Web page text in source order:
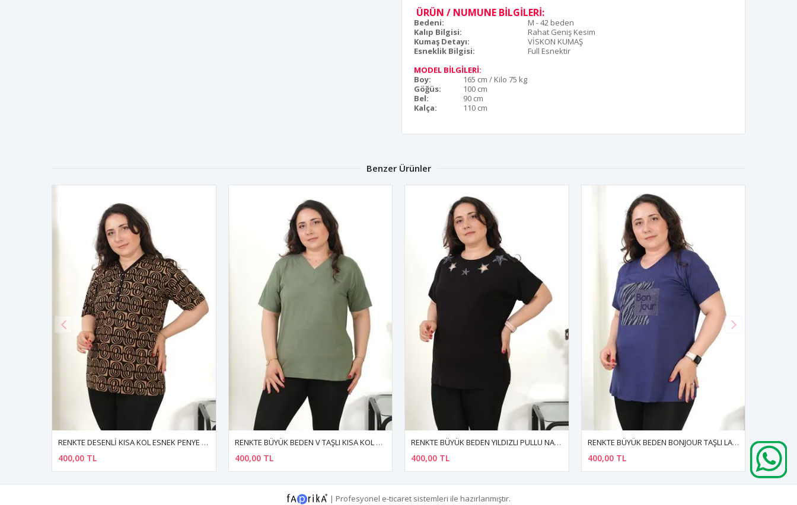
ÜRÜN / NUMUNE BİLGİLERİ:
Bedeni:
M - 42 beden
Kalıp Bilgisi:
Rahat Geniş Kesim
Kumaş Detayı:
VİSKON KUMAŞ
Esneklik Bilgisi:
Full Esnektir
MODEL BİLGİLERİ:
Boy:
165 cm / Kilo 75 kg
Göğüs:
100 cm
Bel:
90 cm
Kalça:
110 cm
Benzer Ürünler
RENKTE DESENLİ KISA KOL ESNEK PENYE BLUZ RENKTE BÜYÜK BEDEN V TAŞLI KISA KOL HAKİ BLUZ
400,00 TL
RENKTE BÜYÜK BEDEN YILDIZLI PULLU NAKIŞLI SİYAH BLUZ
400,00 TL
RENKTE BÜYÜK BEDEN BONJOUR TAŞLI LACİVERT BLUZ
400,00 TL
RENKTE BÜYÜK BEDEN LALE DESENLİ TAŞLI KISA KOL İNDİGO BLUZ
400,00 TL
| Profesyonel e-ticaret sistemleri ile hazırlanmıştır.